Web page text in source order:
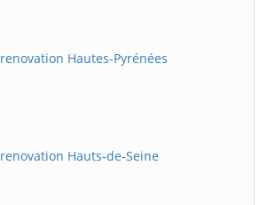
Hautes-Pyrénées
Hauts-de-Seine